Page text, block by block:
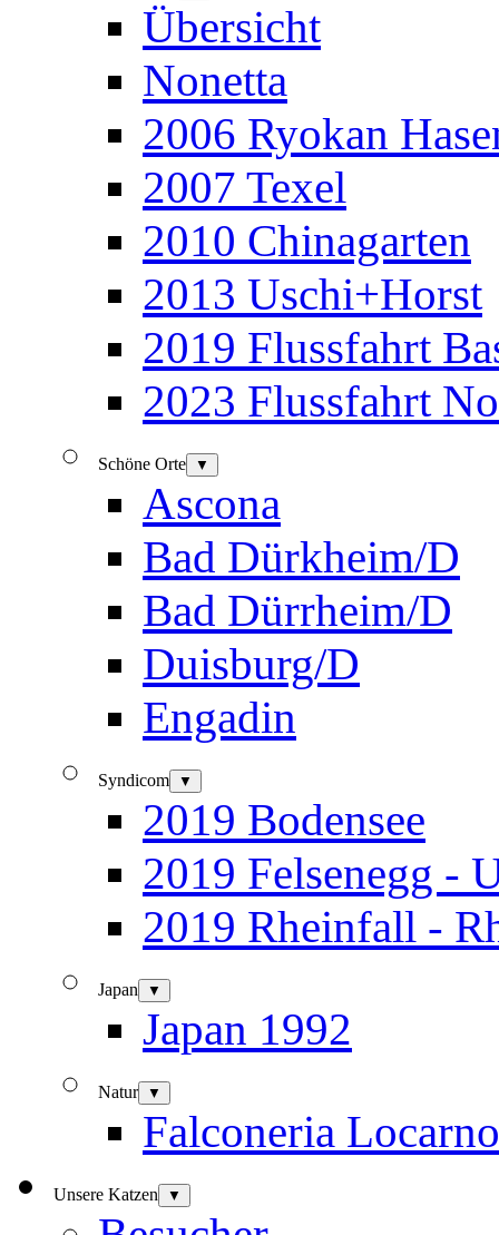
Übersicht
Nonetta
2006 Ryokan
2007 Texel
2010 Chinagarten
2013 Uschi+Horst
2019 Flussfahrt
2023 Flussfahrt
Schöne Orte ▼
Ascona
Bad Dürkheim/D
Bad Dürrheim/D
Duisburg/D
Engadin
Syndicom ▼
2019 Bodensee
2019 Felsenegg -
2019 Rheinfall -
Japan ▼
Japan 1992
Natur ▼
Falconeria Locarno
Unsere Katzen ▼